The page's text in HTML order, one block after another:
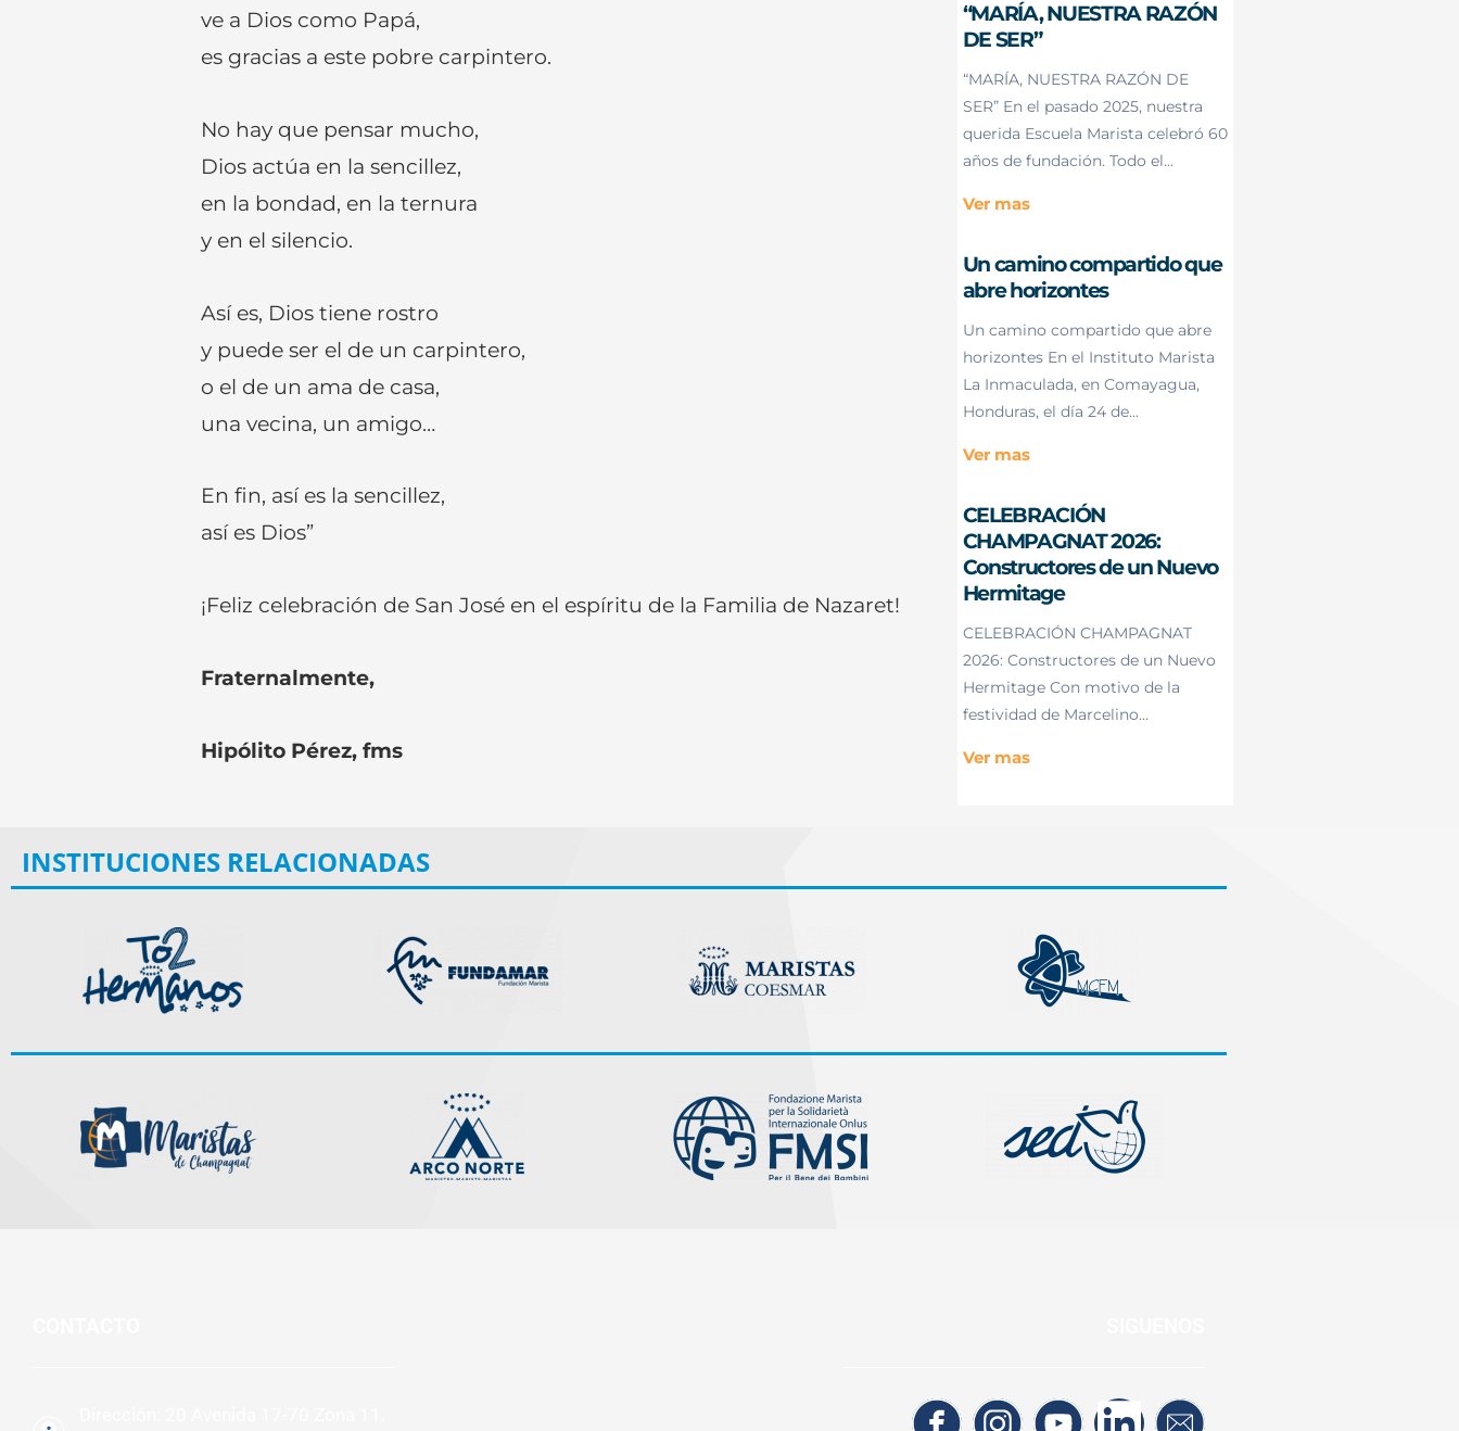
ve a Dios como Papá,
es gracias a este pobre carpintero.
No hay que pensar mucho,
Dios actúa en la sencillez,
en la bondad, en la ternura
y en el silencio.
Así es, Dios tiene rostro
y puede ser el de un carpintero,
o el de un ama de casa,
una vecina, un amigo…
En fin, así es la sencillez,
así es Dios”
¡Feliz celebración de San José en el espíritu de la Familia de Nazaret!
Fraternalmente,
Hipólito Pérez, fms
“MARÍA, NUESTRA RAZÓN
DE SER”
“MARÍA, NUESTRA RAZÓN DE
SER” En el pasado 2025, nuestra
querida Escuela Marista celebró 60
años de fundación. Todo el...
Ver mas
Un camino compartido que
abre horizontes
Un camino compartido que abre
horizontes En el Instituto Marista
La Inmaculada, en Comayagua,
Honduras, el día 24 de...
Ver mas
CELEBRACIÓN
CHAMPAGNAT 2026:
Constructores de un Nuevo
Hermitage
CELEBRACIÓN CHAMPAGNAT
2026: Constructores de un Nuevo
Hermitage Con motivo de la
festividad de Marcelino...
Ver mas
INSTITUCIONES RELACIONADAS